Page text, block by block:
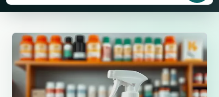
Als meinen Standort wählen